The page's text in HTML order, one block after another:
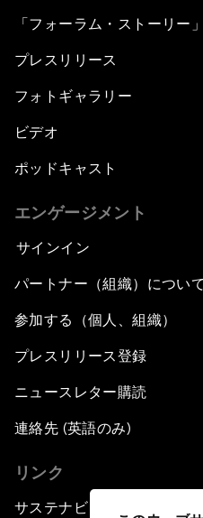
「フォーラム・ストーリー」
プレスリリース
フォトギャラリー
ビデオ
ポッドキャスト
エンゲージメント
サインイン
パートナー（組織）について
参加する（個人、組織）
プレスリリース登録
ニュースレター購読
連絡先 (英語のみ)
リンク
サステナビリティへの取り組